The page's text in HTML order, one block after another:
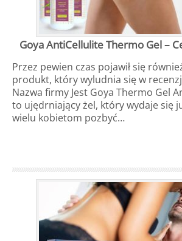
Goya AntiCellulite Thermo Gel –
Przez pewien czas pojawił się
produkt, który wyludnia się w
Nazwa firmy Jest Goya Thermo Gel
to ujędrniający żel, który wydaje się
wielu kobietom pozbyć…